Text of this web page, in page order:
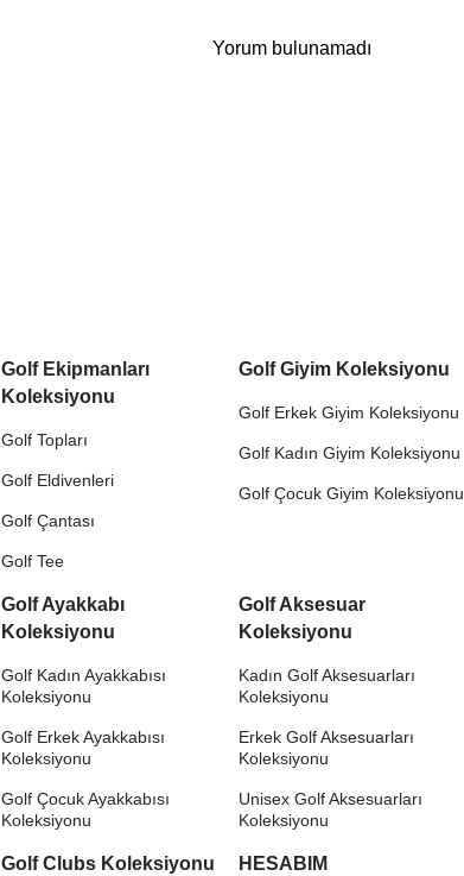
Yorum bulunamadı
Golf Ekipmanları
Koleksiyonu
Golf Topları
Golf Eldivenleri
Golf Çantası
Golf Tee
Golf Giyim Koleksiyonu
Golf Erkek Giyim Koleksiyonu
Golf Kadın Giyim Koleksiyonu
Golf Çocuk Giyim Koleksiyonu
Golf Ayakkabı
Koleksiyonu
Golf Kadın Ayakkabısı
Koleksiyonu
Golf Erkek Ayakkabısı
Koleksiyonu
Golf Çocuk Ayakkabısı
Koleksiyonu
Golf Aksesuar
Koleksiyonu
Kadın Golf Aksesuarları
Koleksiyonu
Erkek Golf Aksesuarları
Koleksiyonu
Unisex Golf Aksesuarları
Koleksiyonu
Golf Clubs Koleksiyonu HESABIM